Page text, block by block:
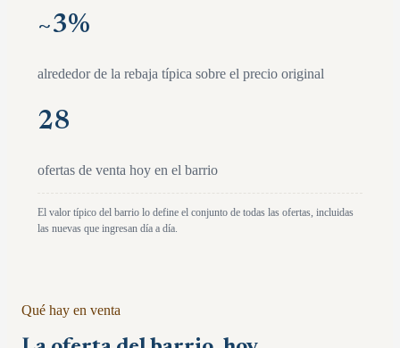
~3%
alrededor de la rebaja típica sobre el precio original
28
ofertas de venta hoy en el barrio
El valor típico del barrio lo define el conjunto de todas las ofertas, incluidas
las nuevas que ingresan día a día.
Qué hay en venta